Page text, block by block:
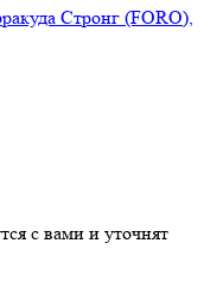
Стронг (FORO),
с вами и уточнят